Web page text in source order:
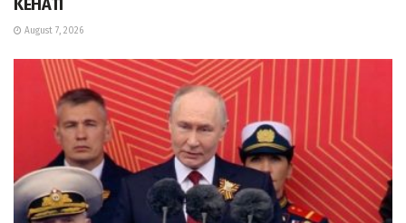
KEHATI
August 7, 2026